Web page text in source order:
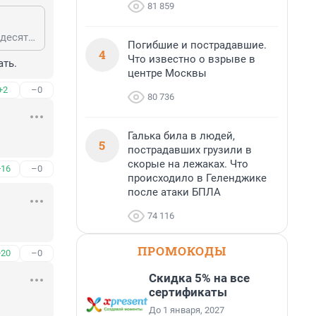
Жители Красного Сулина и соседних городков и поселков живут без воды десятилетиями. Это донецкие у них опыт перенимать должны. Советские водопроводы сгнили четверть века назад, а новые построить забыли.
–0
–0
–0
81 859
4
Погибшие и пострадавшие.
Что известно о взрыве в
центре Москвы
80 736
5
Галька била в людей,
пострадавших грузили в
скорые на лежаках. Что
происходило в Геленджике
после атаки БПЛА
74 116
ПРОМОКОДЫ
Скидка 5% на все
сертификаты
До 1 января, 2027